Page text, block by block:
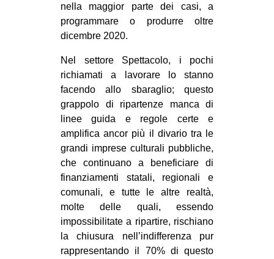
CINEMA
MANIFESTI
RECENSIONI
INTERNAZIONALE
AFRICA
AMERICHE
ESTREMO ORIENTE
EUROPA
MEDIO ORIENTE
MONDO
nella maggior parte dei casi, a
programmare o produrre oltre
dicembre 2020.
Nel settore Spettacolo, i pochi
richiamati a lavorare lo stanno
facendo allo sbaraglio; questo
grappolo di ripartenze manca di
linee guida e regole certe e
amplifica ancor più il divario tra le
grandi imprese culturali pubbliche,
che continuano a beneficiare di
finanziamenti statali, regionali e
comunali, e tutte le altre realtà,
molte delle quali, essendo
impossibilitate a ripartire, rischiano
la chiusura nell’indifferenza pur
rappresentando il 70% di questo